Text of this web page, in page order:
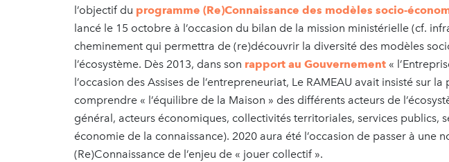
l’objectif du programme (Re)Connaissance des modèles socio-
lancé le 15 octobre à l’occasion du bilan de la mission ministérielle (cf.
cheminement qui permettra de (re)découvrir la diversité des modèles
l’écosystème. Dès 2013, dans son rapport au Gouvernement «
l’occasion des Assises de l’entrepreneuriat, Le RAMEAU avait insisté sur
comprendre « l’équilibre de la Maison » des différents acteurs de
général, acteurs économiques, collectivités territoriales, services publics,
économie de la connaissance). 2020 aura été l’occasion de passer à une
(Re)Connaissance de l’enjeu de « jouer collectif ».